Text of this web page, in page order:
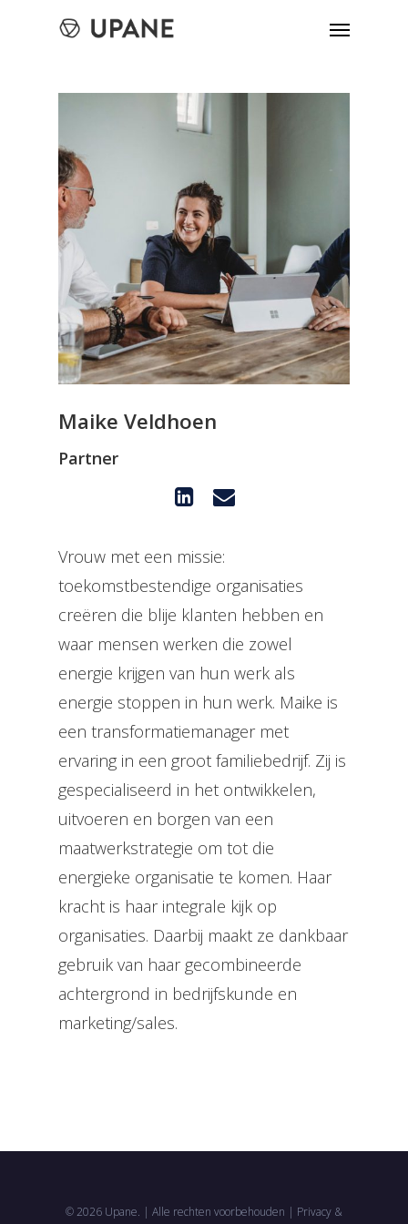
Maike Veldhoen
Partner
Vrouw met een missie:
toekomstbestendige organisaties
creëren die blije klanten hebben en
waar mensen werken die zowel
energie krijgen van hun werk als
energie stoppen in hun werk. Maike is
een transformatiemanager met
ervaring in een groot familiebedrijf. Zij is
gespecialiseerd in het ontwikkelen,
uitvoeren en borgen van een
maatwerkstrategie om tot die
energieke organisatie te komen. Haar
kracht is haar integrale kijk op
organisaties. Daarbij maakt ze dankbaar
gebruik van haar gecombineerde
achtergrond in bedrijfskunde en
marketing/sales.
© 2026 Upane. | Alle rechten voorbehouden | Privacy &